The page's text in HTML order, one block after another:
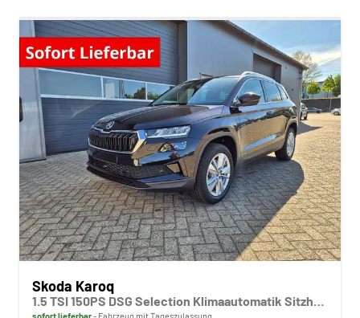
Skoda Karoq
1.5 TSI 150PS DSG Selection Klimaautomatik Sitzheizung Lenkradheizung ACC PDC v+h Rückf.Kamera abg.Scheiben Apple CarPlay Android Auto 17"LM